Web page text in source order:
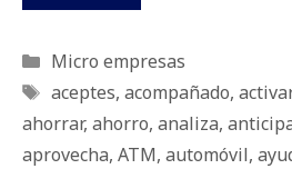
Categorías
Micro empresas
Etiquetas
aceptes, acompañado, activar
ahorrar, ahorro, analiza,
aprovecha, ATM, automóvil,